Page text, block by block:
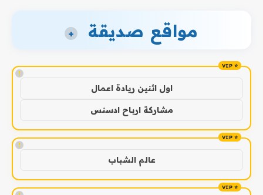
مواقع صديقة +
!
اول اثنين ريادة اعمال
مشاركة ارباح ادسنس
!
عالم الشباب